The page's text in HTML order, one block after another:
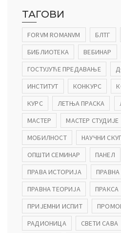
ТАГОВИ
FORVM ROMANVM БЛТГ
БИБЛИОТЕКА
ВЕБИНАР
ГОСТУЈУЋЕ ПРЕДАВАЊЕ
ИНСТИТУТ
КОНКУРС
КУРС
ЛЕТЊА ПРАСКА
МАСТЕР
МАСТЕР СТУДИЈЕ
МОБИЛНОСТ
НАУЧНИ
ОПШТИ СЕМИНАР
ПАНЕЛ
ПРАВА ИСТОРИЈА
ПРАВНА ТЕОРИЈА
ПРАКСА
ПРИЈЕМНИ ИСПИТ
РАДИОНИЦА
СВЕТИ САВА